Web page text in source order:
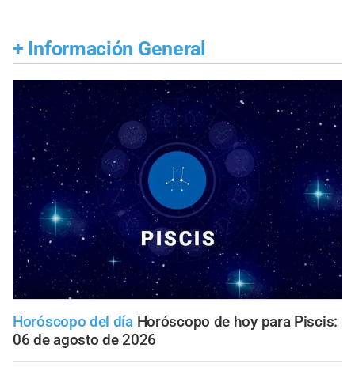
+ Información General
Horóscopo del día Horóscopo de hoy para Piscis:
06 de agosto de 2026